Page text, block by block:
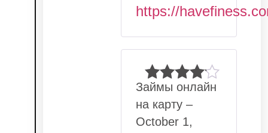
https://
Rated4
out of 5
Займы онлайн
на карту –
October 1,